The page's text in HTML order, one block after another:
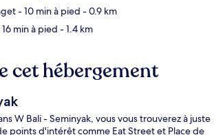
- 10 min à pied - 0.9 km
min à pied - 1.4 km
cet hébergement
W Bali - Seminyak, vous vous trouverez à juste
points d'intérêt comme Eat Street et Place de